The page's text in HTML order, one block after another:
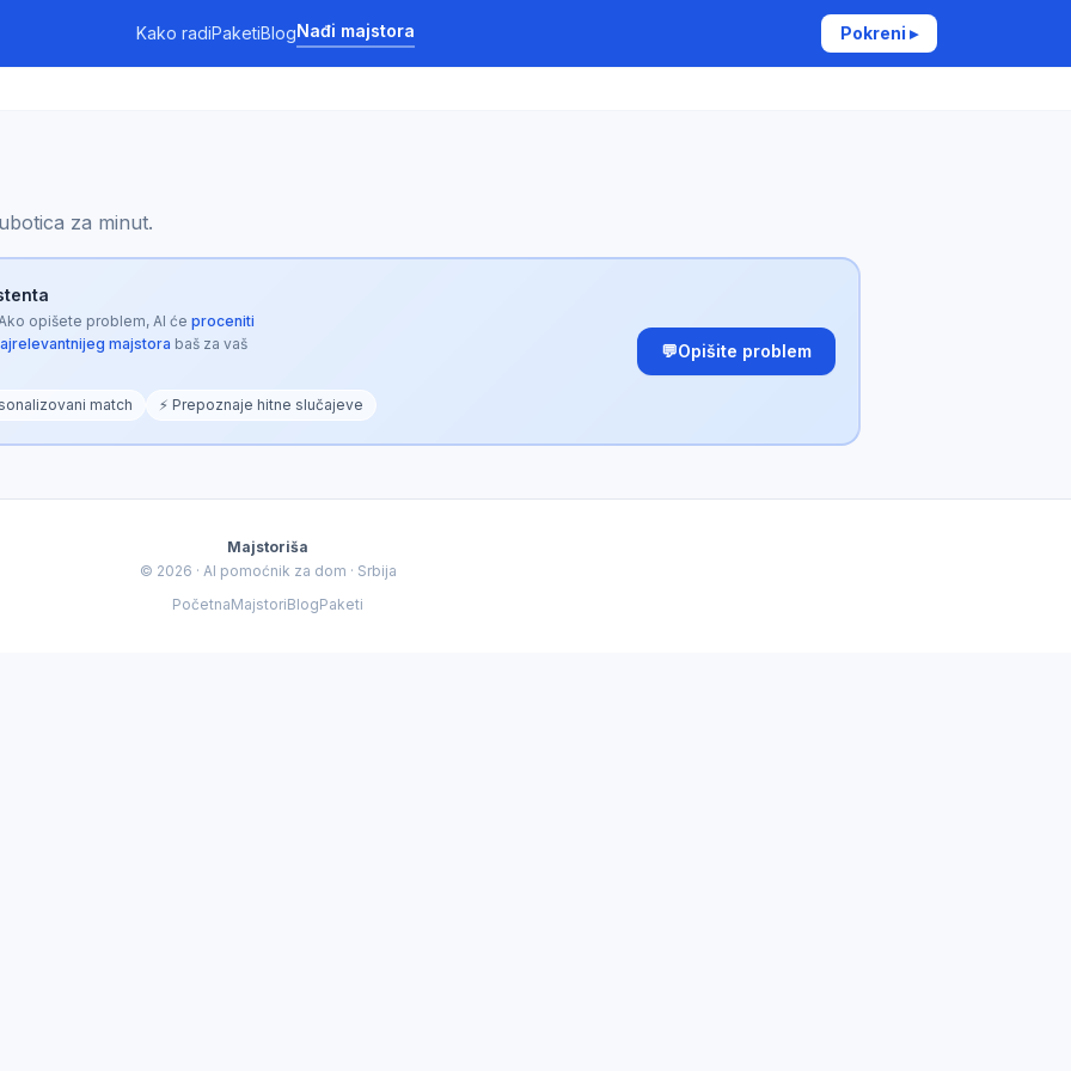
Kako radiPaketiBlogNađi majstora Pokreni ▸
za minut.
opišete problem, AI će proceniti
majstora baš za vaš
match ⚡ Prepoznaje hitne slučajeve
💬Opišite problem
✕
Majstoriša
© 2026 · AI pomoćnik za dom · Srbija
PočetnaMajstoriBlogPaketi